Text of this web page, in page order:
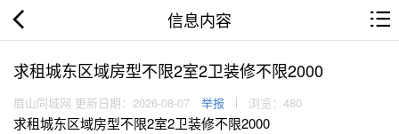
信息内容
求租城东区域房型不限2室2卫装修不限2000
眉山同城网 更新日期：2026-08-07 举报 浏览：480
求租城东区域房型不限2室2卫装修不限2000